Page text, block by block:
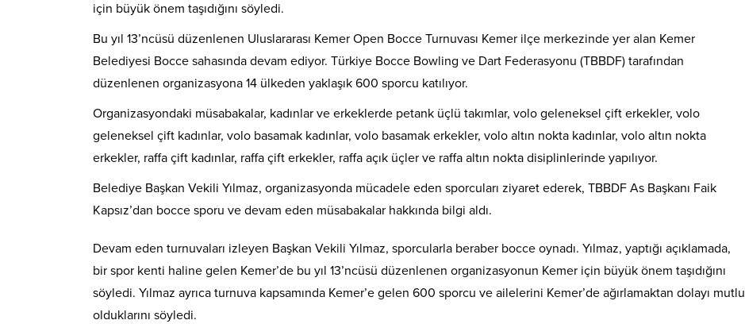
için büyük önem taşıdığını söyledi.
Bu yıl 13’ncüsü düzenlenen Uluslararası Kemer Open Bocce Turnuvası Kemer ilçe merkezinde yer alan Kemer
Belediyesi Bocce sahasında devam ediyor. Türkiye Bocce Bowling ve Dart Federasyonu (TBBDF) tarafından
düzenlenen organizasyona 14 ülkeden yaklaşık 600 sporcu katılıyor.
Organizasyondaki müsabakalar, kadınlar ve erkeklerde petank üçlü takımlar, volo geleneksel çift erkekler, volo
geleneksel çift kadınlar, volo basamak kadınlar, volo basamak erkekler, volo altın nokta kadınlar, volo altın nokta
erkekler, raffa çift kadınlar, raffa çift erkekler, raffa açık üçler ve raffa altın nokta disiplinlerinde yapılıyor.
Belediye Başkan Vekili Yılmaz, organizasyonda mücadele eden sporcuları ziyaret ederek, TBBDF As Başkanı Faik
Kapsız’dan bocce sporu ve devam eden müsabakalar hakkında bilgi aldı.
Devam eden turnuvaları izleyen Başkan Vekili Yılmaz, sporcularla beraber bocce oynadı. Yılmaz, yaptığı açıklamada,
bir spor kenti haline gelen Kemer’de bu yıl 13’ncüsü düzenlenen organizasyonun Kemer için büyük önem taşıdığını
söyledi. Yılmaz ayrıca turnuva kapsamında Kemer’e gelen 600 sporcu ve ailelerini Kemer’de ağırlamaktan dolayı mutlu
olduklarını söyledi.